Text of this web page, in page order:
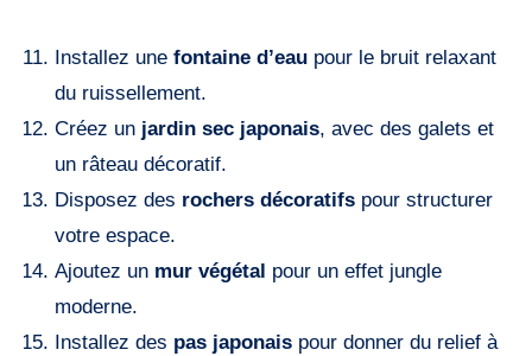
Installez une fontaine d’eaupour le bruit relaxant
du ruissellement.
Créez un jardin sec japonais, avec des galets et
un râteau décoratif.
Disposez des rochers décoratifspour structurer
votre espace.
Ajoutez un mur végétal pour un effet jungle
moderne.
Installez des pas japonaispour donner du relief à